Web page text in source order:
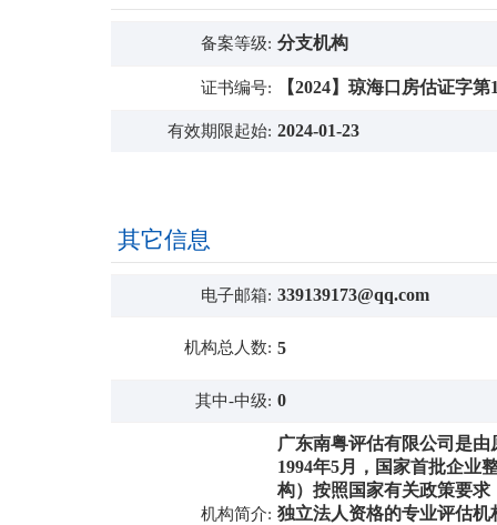
备案等级: 分支机构
证书编号: 【2024】琼海口房估证字第
有效期限起始: 2024-01-23
其它信息
电子邮箱: 339139173@qq.com
机构总人数: 5
其中-中级: 0
机构简介:
广东南粤评估有限公司是
1994年5月，国家首批企业
构）按照国家有关政策要
独立法人资格的专业评估